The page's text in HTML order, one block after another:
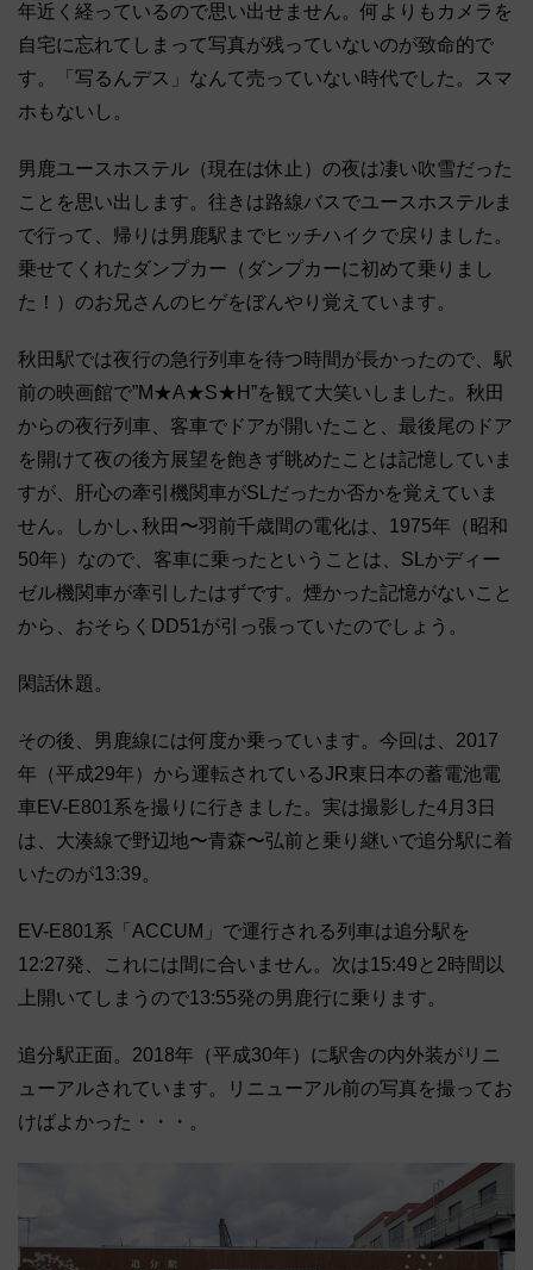
年近く経っているので思い出せません。何よりもカメラを
自宅に忘れてしまって写真が残っていないのが致命的で
す。「写るんデス」なんて売っていない時代でした。スマ
ホもないし。
男鹿ユースホステル（現在は休止）の夜は凄い吹雪だった
ことを思い出します。往きは路線バスでユースホステルま
で行って、帰りは男鹿駅までヒッチハイクで戻りました。
乗せてくれたダンプカー（ダンプカーに初めて乗りまし
た！）のお兄さんのヒゲをぼんやり覚えています。
秋田駅では夜行の急行列車を待つ時間が長かったので、駅
前の映画館で”M★A★S★H”を観て大笑いしました。秋田
からの夜行列車、客車でドアが開いたこと、最後尾のドア
を開けて夜の後方展望を飽きず眺めたことは記憶していま
すが、肝心の牽引機関車がSLだったか否かを覚えていま
せん。しかし､秋田〜羽前千歳間の電化は、1975年（昭和
50年）なので、客車に乗ったということは、SLかディー
ゼル機関車が牽引したはずです。煙かった記憶がないこと
から、おそらくDD51が引っ張っていたのでしょう。
閑話休題。
その後、男鹿線には何度か乗っています。今回は、2017
年（平成29年）から運転されているJR東日本の蓄電池電
車EV-E801系を撮りに行きました。実は撮影した4月3日
は、大湊線で野辺地〜青森〜弘前と乗り継いで追分駅に着
いたのが13:39。
EV-E801系「ACCUM」で運行される列車は追分駅を
12:27発、これには間に合いません。次は15:49と2時間以
上開いてしまうので13:55発の男鹿行に乗ります。
追分駅正面。2018年（平成30年）に駅舎の内外装がリニ
ューアルされています。リニューアル前の写真を撮ってお
けばよかった・・・。